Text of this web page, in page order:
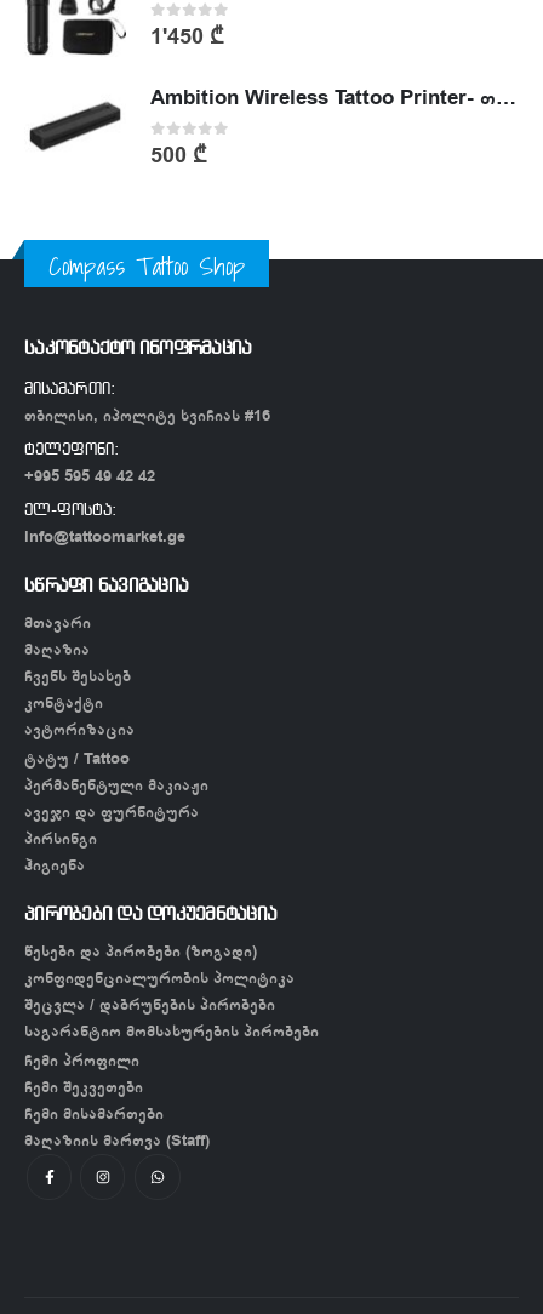
0out of 5
1'450 ₾
Ambition Wireless Tattoo Printer- თერმული პრინტერი
0out of 5
500 ₾
Compass Tattoo Shop
საკონტაქტო ინოფრმაცია
მისამართი:
თბილისი, იპოლიტე ხვიჩიას #16
ტელეფონი:
+995 595 49 42 42
ელ-ფოსტა:
info@tattoomarket.ge
სწრაფი ნავიგაცია
მთავარი
მაღაზია
ჩვენს შესახებ
კონტაქტი
ავტორიზაცია
ტატუ / Tattoo
პერმანენტული მაკიაჟი
ავეჯი და ფურნიტურა
პირსინგი
ჰიგიენა
პირობები და დოკუემნტაცია
წესები და პირობები (ზოგადი)
კონფიდენციალურობის პოლიტიკა
შეცვლა / დაბრუნების პირობები
საგარანტიო მომსახურების პირობები
ჩემი პროფილი
ჩემი შეკვეთები
ჩემი მისამართები
მაღაზიის მართვა (Staff)